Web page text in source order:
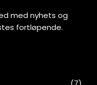
med nyhets og
fortløpende.